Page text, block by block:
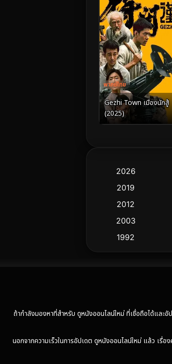
พากย์ไทย
Gezhi Town เมืองนักสู้
(2025)
2026
2019
2012
2003
1992
ถ้ากำลังมองหาที่สำหรับ ดูหนังออนไลน์ใหม่ ที่เชื่อถือได้และ
นอกจากความเร็วในการอัปเดต ดูหนังออนไลน์ใหม่ แล้ว เรื่